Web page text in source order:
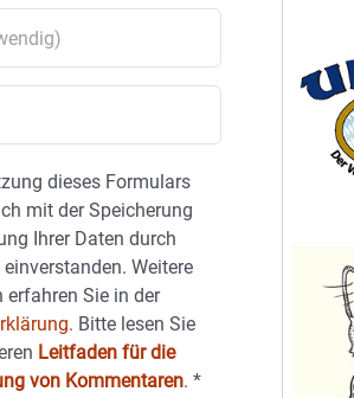
dieses Formulars
mit der Speicherung
Ihrer Daten durch
Weitere
Sie in der
Bitte lesen Sie
Leitfaden für die
von Kommentaren.*